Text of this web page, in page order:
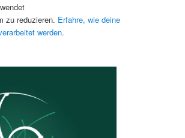
zu reduzieren. Erfahre, wie deine
werden.